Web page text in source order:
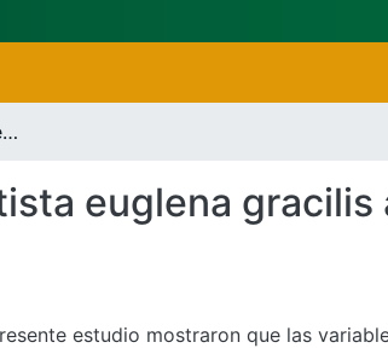
Respuesta fisiologica del protista euglena gracilis a la exposición por cobre
euglena gracilis
estudio mostraron que las